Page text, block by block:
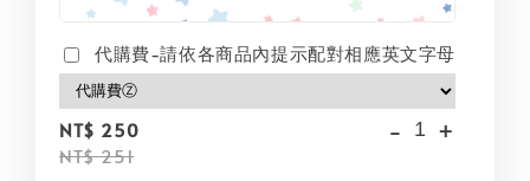
代購費-請依各商品內提示配對相應英文字母
NT$ 250
NT$ 251
- +